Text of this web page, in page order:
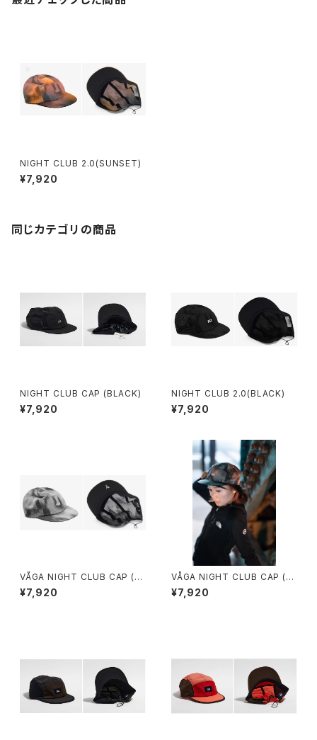
NIGHT CLUB 2.0(SUNSET)
¥7,920
同じカテゴリの商品
NIGHT CLUB CAP (BLACK)
¥7,920
NIGHT CLUB 2.0(BLACK)
¥7,920
VÅGA NIGHT CLUB CAP (B
LACK / GREY)
¥7,920
VÅGA NIGHT CLUB CAP (B
LACK / GREY)
¥7,920